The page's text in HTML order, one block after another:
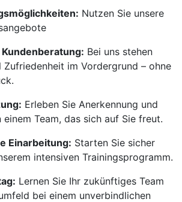
Nutzen Sie unsere
Bei uns stehen
Zufriedenheit im Vordergrund – ohne
Erleben Sie Anerkennung und
einem Team, das sich auf Sie freut.
Einarbeitung: Starten Sie sicher
intensiven Trainingsprogramm.
Lernen Sie Ihr zukünftiges Team
bei einem unverbindlichen